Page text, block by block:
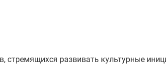
стремящихся развивать культурные